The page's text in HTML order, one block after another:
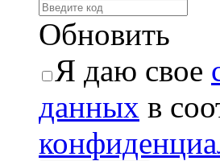
Обновить
Я даю свое
данных в